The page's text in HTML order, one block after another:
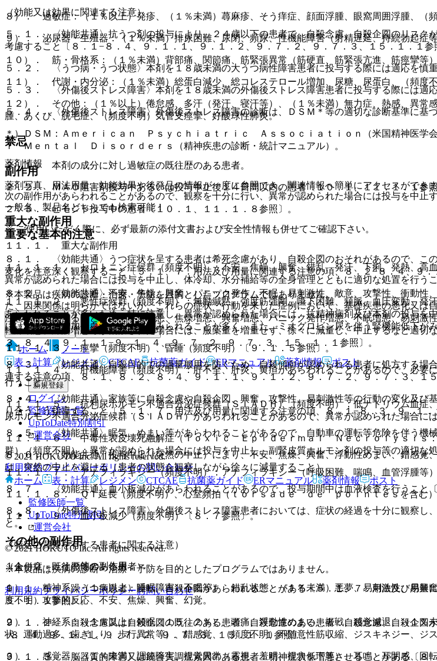
８）． 過敏症：（１％以上）発疹、（１％未満）蕁麻疹、そう痒症、顔面浮腫、眼窩周囲浮腫、（
９）． 泌尿器・生殖器：（１％未満）排尿困難、尿閉、頻尿、性機能障害（射精遅延、持続勃起症
１０）． 筋・骨格系：（１％未満）背部痛、関節痛、筋緊張異常（筋硬直、筋緊張亢進、筋痙攣等
１１）． 代謝・内分泌：（１％未満）総蛋白減少、総コレステロール増加、尿糖、尿蛋白、（頻度
１２）． その他：（１％以上）倦怠感、多汗（発汗、寝汗等）、（１％未満）無力症、熱感、異
腫、あくび、脱毛症、（頻度不明）気管支痙攣、好酸球性肺炎。
禁忌
２．１． 本剤の成分に対し過敏症の既往歴のある患者。
２．２． ＭＡＯ阻害剤投与中あるいは投与中止後１４日間以内の患者〔１０．１、１１．１．１参照
２．３． ピモジド投与中の患者〔１０．１、１１．１．８参照〕。
重要な基本的注意
８．１． 〈効能共通〉うつ症状を呈する患者は希死念慮があり、自殺企図のおそれがあるので、こ
変化を注意深く観察すること〔５．１、７．用法及び用量に関連する注意の項、８．２−８．４、９
８．２． 〈効能共通〉不安、焦燥、興奮、パニック発作、不眠、易刺激性、敵意、攻撃性、衝動性
た、因果関係は明らかではないが、これらの症状・行動を来した症例において、基礎疾患の悪化又
注意深く観察するとともに、不安増悪、焦燥増悪、興奮増悪、パニック発作増悪、不眠増悪、易刺
軽躁増悪、躁病増悪等が観察された場合には、服薬量を増量せず、徐々に減量し、中止するなど適切
３、８．４、９．１．１−９．１．４、９．７．２、９．７．３、１５．１．１参照〕。
８．３． 〈効能共通〉自殺目的での過量服用を防ぐため、自殺傾向が認められる患者に処方する場
連する注意の項、８．１、８．２、８．４、９．１．１、９．１．２、９．７．２、９．７．３、１
８．４． 〈効能共通〉家族等に自殺念慮や自殺企図、興奮、攻撃性、易刺激性等の行動の変化及び
り合うよう指導すること〔５．１、７．用法及び用量に関連する注意の項、８．１−８．３、９．１
８．５． 〈効能共通〉眠気、めまい等があらわれることがあるので、自動車の運転等危険を伴う機
８．６． 〈効能共通〉投与中止（突然の中止）により、不安、焦燥、興奮、浮動性めまい、錯感覚
は、突然の中止を避ける（患者の状態を観察しながら徐々に減量すること）。
８．７． 〈効能共通〉血小板減少があらわれることがあるので、投与期間中は血液検査を行うこと
８．８． 〈外傷後ストレス障害〉外傷後ストレス障害患者においては、症状の経過を十分に観察し
と。
（特定の背景を有する患者に関する注意）
（合併症・既往歴等のある患者）
９．１．１． 躁うつ病患者：躁転、自殺企図があらわれることがある〔５．１、７．用法及び用量
５．１．１参照〕。
９．１．２． 自殺念慮又は自殺企図の既往のある患者、自殺念慮のある患者：自殺念慮、自殺企図
−８．４、９．１．１、９．７．２、９．７．３、１５．１．１参照〕。
９．１．３． 脳器質的障害又は統合失調症素因のある患者：精神症状を増悪させることがある〔８
（効能又は効果に関連する注意）
５．１． 〈効能共通〉抗うつ剤の投与により、２４歳以下の患者で、自殺念慮、自殺企図のリスク
考慮すること〔８．１−８．４、９．１．１、９．１．２、９．７．２、９．７．３、１５．１．１参
５．２． 〈うつ病・うつ状態〉本剤を１８歳未満の大うつ病性障害患者に投与する際には適応を慎
５．３． 〈外傷後ストレス障害〉本剤を１８歳未満の外傷後ストレス障害患者に投与する際には適
５．４． 〈外傷後ストレス障害〉外傷後ストレス障害の診断は、ＤＳＭ＊等の適切な診断基準に基
＊）ＤＳＭ：Ａｍｅｒｉｃａｎ Ｐｓｙｃｈｉａｔｒｉｃ Ａｓｓｏｃｉａｔｉｏｎ（米国精神
ｆ Ｍｅｎｔａｌ Ｄｉｓｏｒｄｅｒｓ（精神疾患の診断・統計マニュアル）。
副作用
次の副作用があらわれることがあるので、観察を十分に行い、異常が認められた場合には投与を中止
重大な副作用
１１．１． 重大な副作用
１１．１．１． セロトニン症候群（頻度不明）：不安、焦燥、興奮、錯乱、発汗、下痢、発熱、高
異常が認められた場合には投与を中止し、体冷却、水分補給等の全身管理とともに適切な処置を行う
１１．１．２． 悪性症候群（頻度不明）：無動緘黙、強度筋強剛、嚥下困難、頻脈、血圧変動、発
あらわれることが多いため、特に注意し、異常が認められた場合には、抗精神病剤及び本剤の投与
には、白血球増加や血清ＣＫ上昇がみられることが多く、また、ミオグロビン尿を伴う腎機能低下が
１１．１．３． 痙攣（頻度不明）、昏睡（頻度不明）〔９．１．５参照〕。
１１．１．４． 肝機能障害（頻度不明）：肝不全、肝炎、黄疸があらわれることがあるので、必要
行うこと。
１１．１．５． 抗利尿ホルモン不適合分泌症候群（ＳＩＡＤＨ）（頻度不明）：低ナトリウム血症
尿ホルモン不適合分泌症候群（ＳＩＡＤＨ）があらわれることがあるので、異常が認められた場合に
１１．１．６． 中毒性表皮壊死融解症（Ｔｏｘｉｃ Ｅｐｉｄｅｒｍａｌ Ｎｅｃｒｏｌｙｓｉｓ
群）（頻度不明）：異常が認められた場合には投与を中止し、副腎皮質ホルモン剤の投与等の適切な
１１．１．７． アナフィラキシー（頻度不明）：アナフィラキシー（呼吸困難、喘鳴、血管浮腫等
１１．１．８． ＱＴ延長（頻度不明）、心室頻拍（ｔｏｒｓａｄｅ ｄｅ ｐｏｉｎｔｅｓを含む）
１１．１．９． 血小板減少（頻度不明）〔８．７参照〕。
その他の副作用
１１．２． その他の副作用
１）． 精神系：（１％以上）睡眠障害（不眠等）、錯乱状態、（１％未満）悪夢、易刺激性、易興
度不明）攻撃的反応、不安、焦燥、興奮、幻覚。
２）． 神経系：（１％以上）傾眠（１５．２％）、頭痛、浮動性めまい、振戦、感覚減退、（１％
状、運動過多、歯ぎしり、歩行異常等）、錯感覚、（頻度不明）不随意性筋収縮、ジスキネジー、ジ
３）． 感覚器：（１％未満）調節障害、視覚異常（霧視、羞明、視力低下等）、耳鳴、耳閉感、回
薬剤情報
薬剤写真、用法用量、効能効果や後発品の情報が一度に参照でき、関連情報へ簡単にアクセスができま
一般名、製品名どちらでも検索可能！
※ ご使用いただく際に、必ず最新の添付文書および安全性情報も併せてご確認下さい。
※本製品は疾病の診断・治療・予防を目的としたプログラムではありません。
ホーム
ノート
表・計算
レジメン CTCAE 抗菌薬ガイド ERマニュアル 薬剤情報 ポスト
新規登録
ログイン
監修医師一覧
UpToDate特別割引
運営会社
© 2021 HOKUTO Inc. All rights reserved.
利用規約プライバシーポリシーお問い合わせ
ホーム
表・計算 レジメン CTCAE 抗菌薬ガイド ERマニュアル 薬剤情報 ポスト
監修医師一覧
UpToDate特別割引
運営会社
© 2021 HOKUTO Inc. All rights reserved.
※本製品は疾病の診断・治療・予防を目的としたプログラムではありません。
利用規約プライバシーポリシーお問い合わせ